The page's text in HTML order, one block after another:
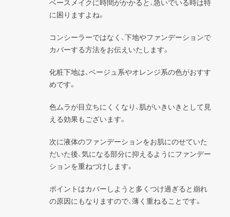
ベースメイクに時間がかかると、急いでいる時は特
に困りますよね。
コンシーラーではなく、下地やファンデーションで
カバーする方法をお伝えいたします。
化粧下地は、ベージュ系やオレンジ系の色がおすす
めです。
色ムラが目立ちにくくなり、肌がいきいきとして見
える効果もございます。
次に液体のファンデーションをお肌にのせていた
だいた後、気になる部分に抑えるようにファンデー
ションを重ねづけします。
ポイントはカバーしようと多くつけ過ぎると崩れ
の原因にもなりますので、薄く重ねることです。